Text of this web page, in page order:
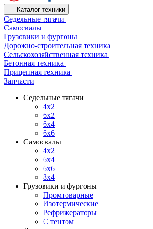
Каталог техники
Седельные тягачи
Самосвалы
Грузовики и фургоны
Дорожно-строительная техника
Сельскохозяйственная техника
Бетонная техника
Прицепная техника
Запчасти
Седельные тягачи
4x2
6x2
6x4
6x6
Самосвалы
4x2
6x4
6x6
8x4
Грузовики и фургоны
Промтоварные
Изотермические
Рефрижераторы
С тентом